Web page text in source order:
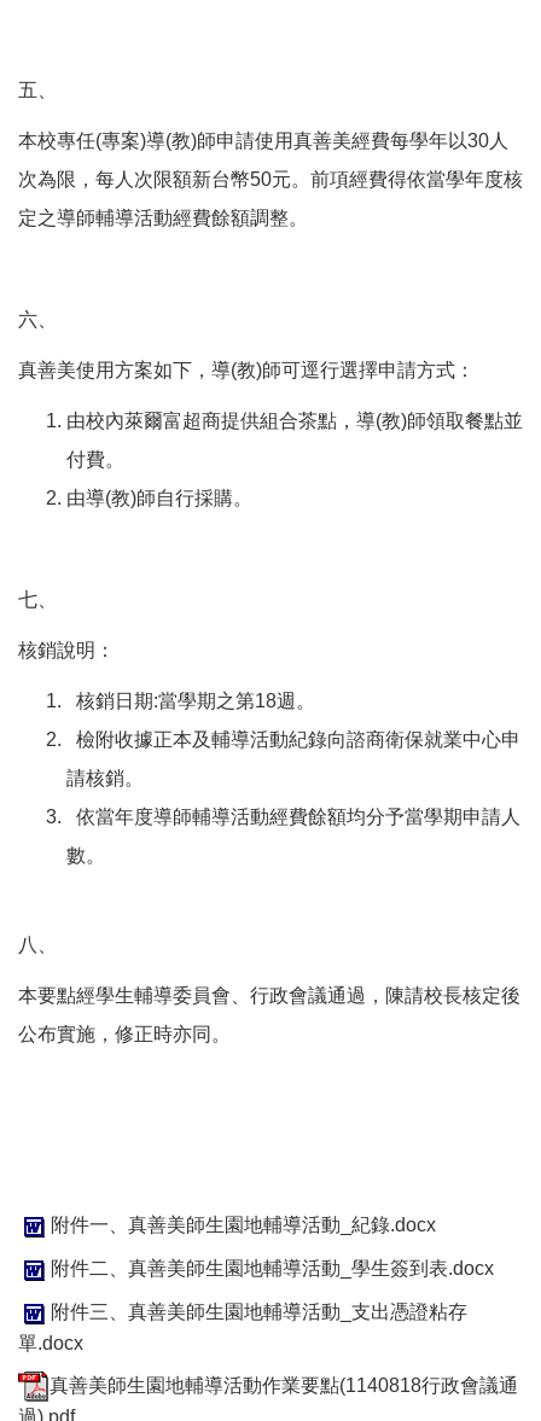
五、
本校專任(專案)導(教)師申請使用真善美經費每學年以30人
次為限，每人次限額新台幣50元。前項經費得依當學年度核
定之導師輔導活動經費餘額調整。
六、
真善美使用方案如下，導(教)師可逕行選擇申請方式：
由校內萊爾富超商提供組合茶點，導(教)師領取餐點並
付費。
由導(教)師自行採購。
七、
核銷說明：
核銷日期:當學期之第18週。
檢附收據正本及輔導活動紀錄向諮商衛保就業中心申
請核銷。
依當年度導師輔導活動經費餘額均分予當學期申請人
數。
八、
本要點經學生輔導委員會、行政會議通過，陳請校長核定後
公布實施，修正時亦同。
附件一、真善美師生園地輔導活動_紀錄.docx
附件二、真善美師生園地輔導活動_學生簽到表.docx
附件三、真善美師生園地輔導活動_支出憑證粘存
單.docx
真善美師生園地輔導活動作業要點(1140818行政會議通
過).pdf